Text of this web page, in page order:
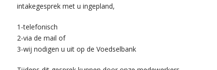
intakegesprek met u ingepland,
1-telefonisch
2-via de mail of
3-wij nodigen u uit op de Voedselbank